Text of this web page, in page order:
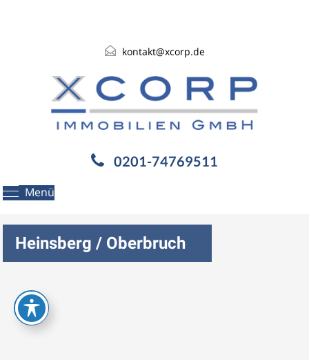
kontakt@xcorp.de
Menü
0201-74769511
Heinsberg / Oberbruch